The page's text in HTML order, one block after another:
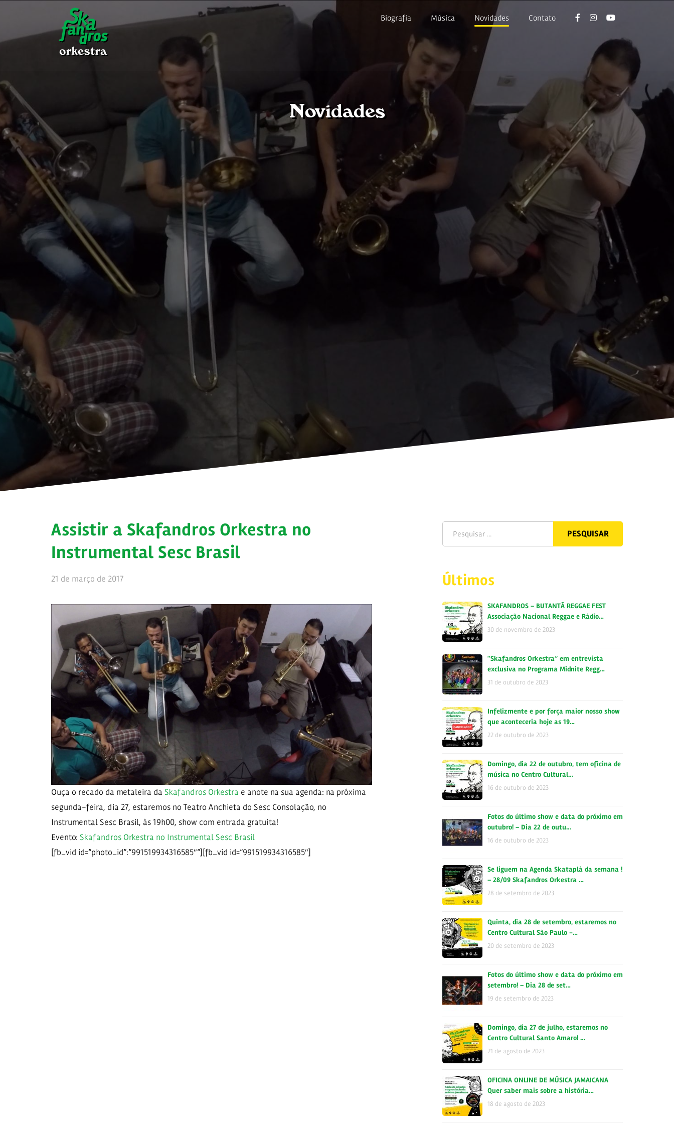
Biografia Música Novidades Contato
Novidades
Assistir a Skafandros Orkestra no
Instrumental Sesc Brasil
21 de março de 2017
Ouça o recado da metaleira da Skafandros Orkestra e anote na sua agenda: na próxima
segunda-feira, dia 27, estaremos no Teatro Anchieta do Sesc Consolação, no
Instrumental Sesc Brasil, às 19h00, show com entrada gratuita!
Evento: Skafandros Orkestra no Instrumental Sesc Brasil
[fb_vid id=”photo_id”:”991519934316585″”][fb_vid id=”991519934316585″]
Últimos
SKAFANDROS – BUTANTÃ REGGAE FEST
Associação Nacional Reggae e Rádio…
30 de novembro de 2023
“Skafandros Orkestra” em entrevista
exclusiva no Programa Midnite Regg…
31 de outubro de 2023
Infelizmente e por força maior nosso show
que aconteceria hoje as 19…
22 de outubro de 2023
Domingo, dia 22 de outubro, tem oficina de
música no Centro Cultural…
16 de outubro de 2023
Fotos do último show e data do próximo em
outubro! – Dia 22 de outu…
16 de outubro de 2023
Se liguem na Agenda Skataplá da semana !
– 28/09 Skafandros Orkestra …
28 de setembro de 2023
Quinta, dia 28 de setembro, estaremos no
Centro Cultural São Paulo -…
20 de setembro de 2023
Fotos do último show e data do próximo em
setembro! – Dia 28 de set…
19 de setembro de 2023
Domingo, dia 27 de julho, estaremos no
Centro Cultural Santo Amaro! …
21 de agosto de 2023
OFICINA ONLINE DE MÚSICA JAMAICANA
Quer saber mais sobre a história…
18 de agosto de 2023